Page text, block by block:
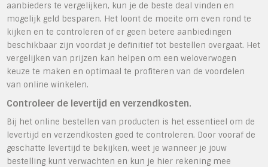
aanbieders te vergelijken, kun je de beste deal vinden en
mogelijk geld besparen. Het loont de moeite om even rond te
kijken en te controleren of er geen betere aanbiedingen
beschikbaar zijn voordat je definitief tot bestellen overgaat. Het
vergelijken van prijzen kan helpen om een weloverwogen
keuze te maken en optimaal te profiteren van de voordelen
van online winkelen.
Controleer de levertijd en verzendkosten.
Bij het online bestellen van producten is het essentieel om de
levertijd en verzendkosten goed te controleren. Door vooraf de
geschatte levertijd te bekijken, weet je wanneer je jouw
bestelling kunt verwachten en kun je hier rekening mee